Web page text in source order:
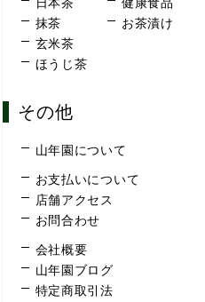
日本茶
抹茶
玄米茶
ほうじ茶
健康食品
お茶漬け
その他
山年園について
お支払いについて
店舗アクセス
お問合わせ
会社概要
山年園ブログ
特定商取引法